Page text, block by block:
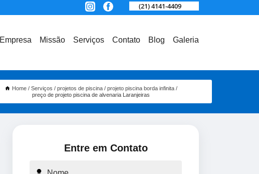
(21) 4141-4409
Empresa Missão Serviços Contato Blog Galeria
Home Serviços projetos de piscina
projeto piscina borda infinita
preço de projeto piscina de alvenaria Laranjeiras
Entre em Contato